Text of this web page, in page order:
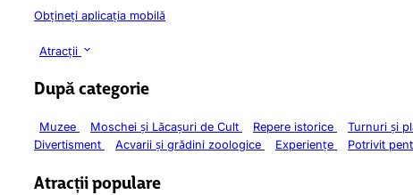
Obțineți aplicația mobilă
Atracții
După categorie
Muzee Moschei și Lăcașuri de Cult Repere istorice Turnuri și
Divertisment
Acvarii și grădini zoologice Experiențe Potrivit
Atracții populare